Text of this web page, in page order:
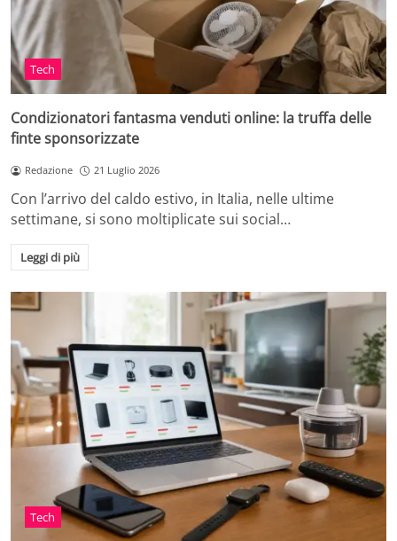
Tech
Condizionatori fantasma venduti online: la truffa delle
finte sponsorizzate
Redazione 21 Luglio 2026
Con l’arrivo del caldo estivo, in Italia, nelle ultime
settimane, si sono moltiplicate sui social…
Leggi di più
Tech